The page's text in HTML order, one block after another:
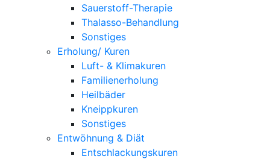
Sauerstoff-Therapie
Thalasso-Behandlung
Sonstiges
Erholung/ Kuren
Luft- & Klimakuren
Familienerholung
Heilbäder
Kneippkuren
Sonstiges
Entwöhnung & Diät
Entschlackungskuren